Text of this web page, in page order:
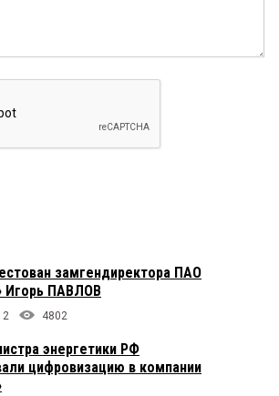
замгендиректора ПАО
Игорь ПАВЛОВ
2 4802
энергетики РФ
цифровизацию в компании